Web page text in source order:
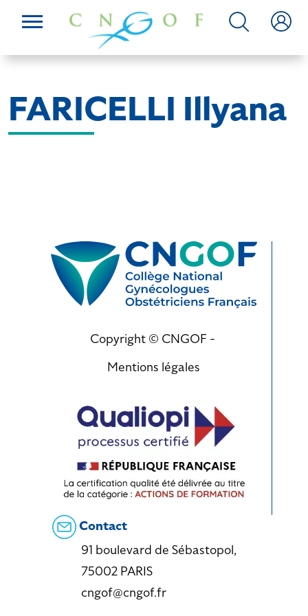
FARICELLI Illyana
Copyright © CNGOF -
Mentions légales
Contact
91 boulevard de Sébastopol,
75002 PARIS
cngof@cngof.fr